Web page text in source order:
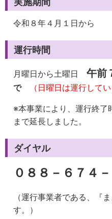
令和８年４月１日から
運行時間
月曜日から土曜日 午前
で
（日曜日は運行してい
※本事業により、運行終了
まで延長しました。
ダイヤル
０８８－６７４
（運行事業者である、『
す。）